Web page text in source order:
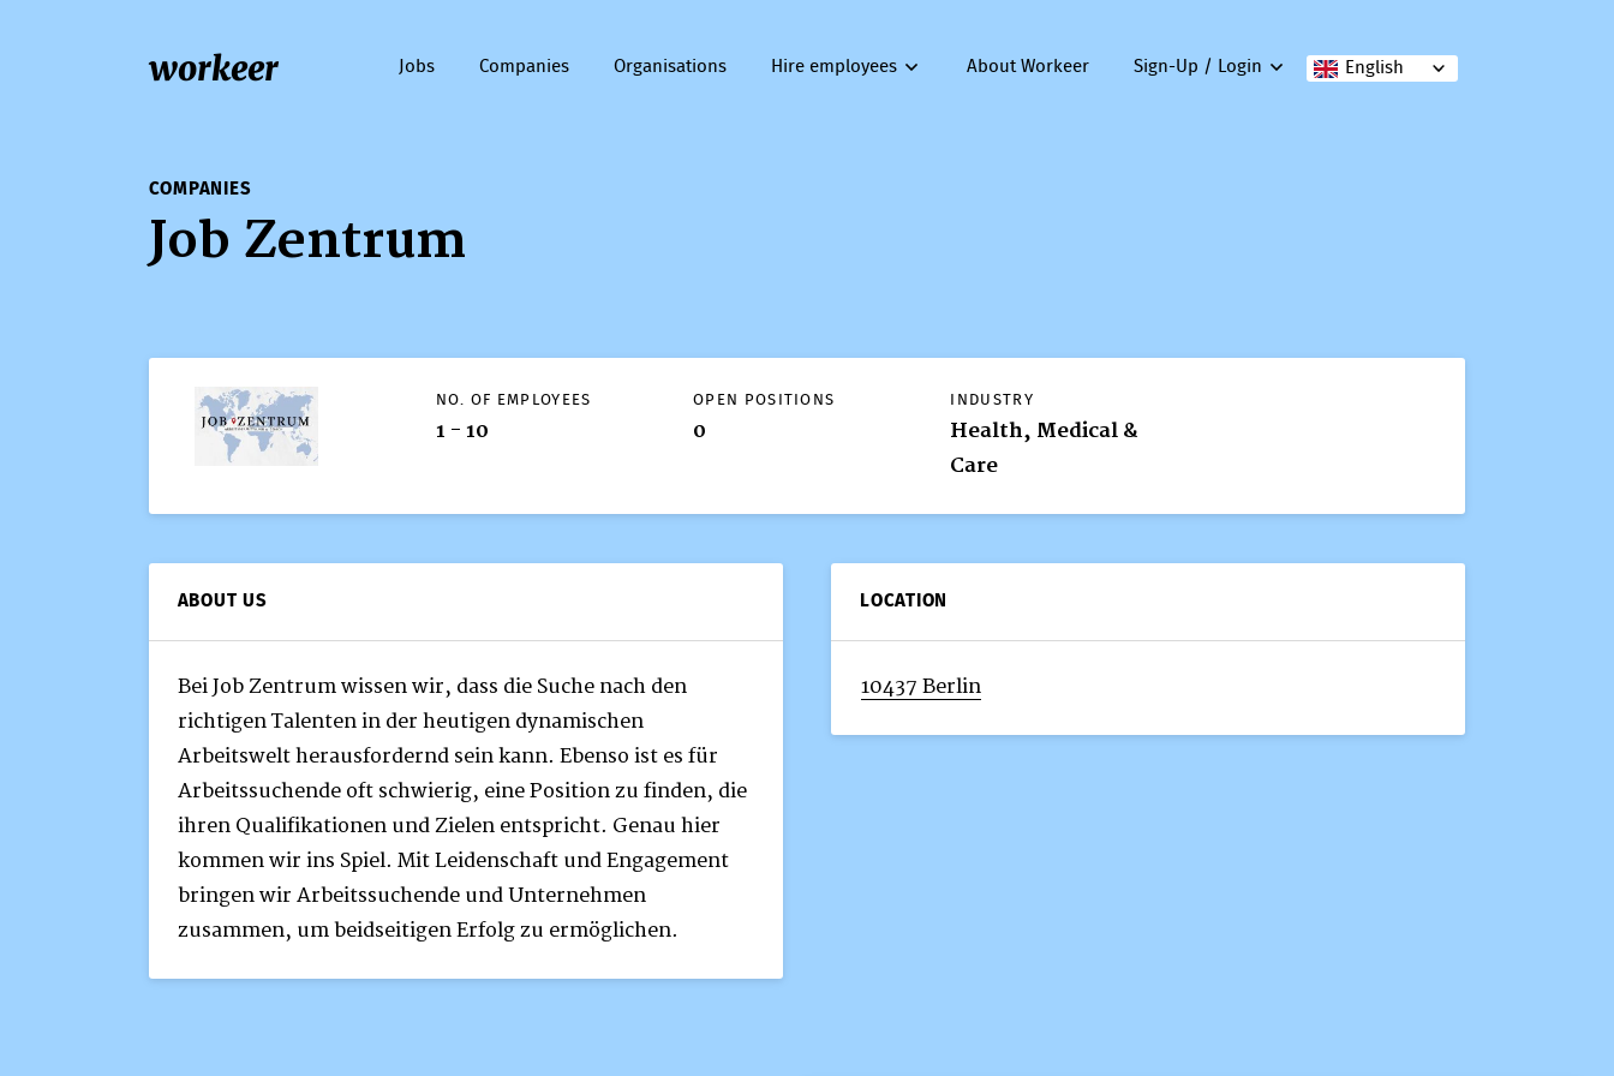
workeer English
Jobs Companies Organisations Hire employees About Workeer Sign-Up / Login
COMPANIES
Job Zentrum
NO. OF EMPLOYEES
1 - 10
OPEN POSITIONS
0
INDUSTRY
Health, Medical &
Care
ABOUT US
Bei Job Zentrum wissen wir, dass die Suche nach den
richtigen Talenten in der heutigen dynamischen
Arbeitswelt herausfordernd sein kann. Ebenso ist es für
Arbeitssuchende oft schwierig, eine Position zu finden, die
ihren Qualifikationen und Zielen entspricht. Genau hier
kommen wir ins Spiel. Mit Leidenschaft und Engagement
bringen wir Arbeitssuchende und Unternehmen
zusammen, um beidseitigen Erfolg zu ermöglichen.
LOCATION
10437 Berlin